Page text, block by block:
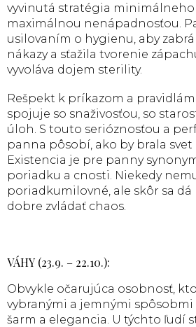
vyvinutá stratégia
maximálnou nenápadnosťou.
usilovaním o hygienu, aby
nákazy a sťažila tvorenie
vyvoláva dojem sterility.
Rešpekt k príkazom a
spojuje so snaživosťou, so
úloh. S touto serióznosťou a
panna pôsobí, ako by brala svet
Existencia je pre panny
poriadku a cnosti. Niekedy
poriadkumilovné, ale skôr sa dá
dobre zvládať chaos.
VÁHY (23.9. – 22.10.):
Obvykle očarujúca osobnosť,
vybranými a jemnými spôsobmi
šarm a elegancia. U týchto ľudí